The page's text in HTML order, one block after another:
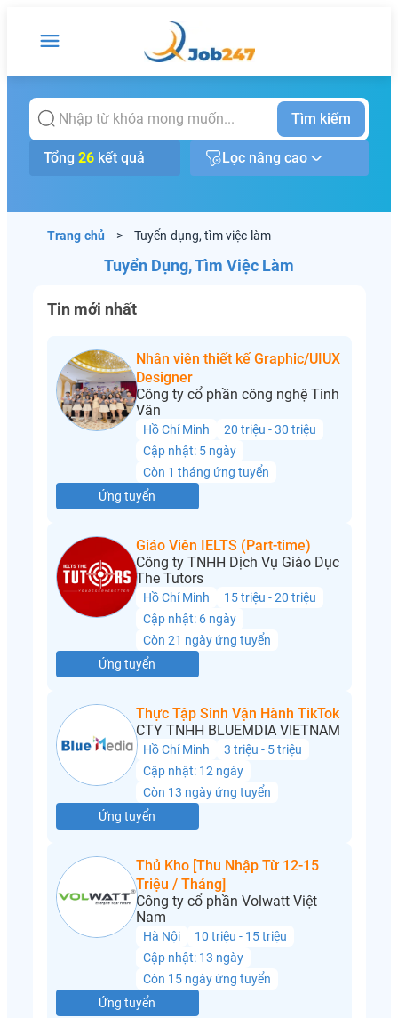
Tìm kiếm
Tổng 26 kết quả Lọc nâng cao
Trang chủ > Tuyển dụng, tìm việc làm
Tuyển Dụng, Tìm Việc Làm
Tin mới nhất
Nhân viên thiết kế Graphic/UIUX
Designer
Công ty cổ phần công nghệ Tinh
Vân
Hồ Chí Minh
20 triệu - 30 triệu
Cập nhật: 5 ngày
Còn 1 tháng ứng tuyển
Ứng tuyển
Giáo Viên IELTS (Part-time)
Công ty TNHH Dịch Vụ Giáo Dục
The Tutors
Hồ Chí Minh
15 triệu - 20 triệu
Cập nhật: 6 ngày
Còn 21 ngày ứng tuyển
Ứng tuyển
Thực Tập Sinh Vận Hành TikTok
CTY TNHH BLUEMDIA VIETNAM
Hồ Chí Minh
3 triệu - 5 triệu
Cập nhật: 12 ngày
Còn 13 ngày ứng tuyển
Ứng tuyển
Thủ Kho [Thu Nhập Từ 12-15
Triệu / Tháng]
Công ty cổ phần Volwatt Việt
Nam
Hà Nội
10 triệu - 15 triệu
Cập nhật: 13 ngày
Còn 15 ngày ứng tuyển
Ứng tuyển